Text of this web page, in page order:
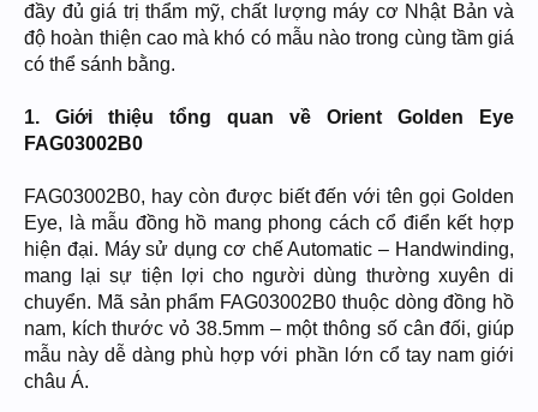
đầy đủ giá trị thẩm mỹ, chất lượng máy cơ Nhật Bản và
độ hoàn thiện cao mà khó có mẫu nào trong cùng tầm giá
có thể sánh bằng.
1. Giới thiệu tổng quan về Orient Golden Eye
FAG03002B0
FAG03002B0, hay còn được biết đến với tên gọi Golden
Eye, là mẫu đồng hồ mang phong cách cổ điển kết hợp
hiện đại. Máy sử dụng cơ chế Automatic – Handwinding,
mang lại sự tiện lợi cho người dùng thường xuyên di
chuyển. Mã sản phẩm FAG03002B0 thuộc dòng đồng hồ
nam, kích thước vỏ 38.5mm – một thông số cân đối, giúp
mẫu này dễ dàng phù hợp với phần lớn cổ tay nam giới
châu Á.